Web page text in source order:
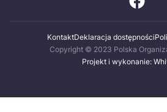
KontaktDeklaracja dostępności
Copyright © 2023 Polska
Projekt i wykonanie: